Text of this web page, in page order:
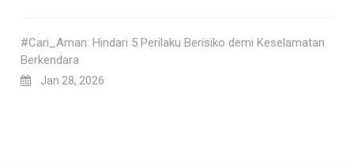
#Cari_Aman: Hindari 5 Perilaku Berisiko demi Keselamatan
Berkendara
Jan 28, 2026